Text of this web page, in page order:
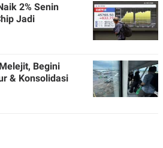
2% Senin
Jadi
Begini
& Konsolidasi